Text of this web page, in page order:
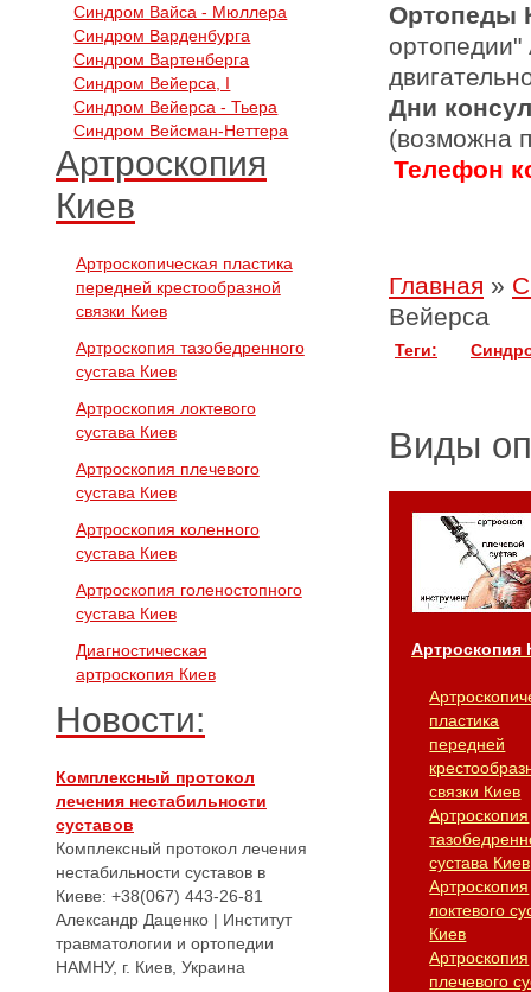
Синдром Вайса - Мюллера
Синдром Варденбурга
Синдром Вартенберга
Синдром Вейерса, I
Синдром Вейерса - Тьера
Синдром Вейсман-Неттера
Артроскопия
Киев
Артроскопическая пластика
передней крестообразной
связки Киев
Артроскопия тазобедренного
сустава Киев
Артроскопия локтевого
сустава Киев
Артроскопия плечевого
сустава Киев
Артроскопия коленного
сустава Киев
Артроскопия голеностопного
сустава Киев
Диагностическая
артроскопия Киев
Новости:
Комплексный протокол
лечения нестабильности
суставов
Комплексный протокол лечения
нестабильности суставов в
Киеве: +38(067) 443-26-81
Александр Даценко | Институт
травматологии и ортопедии
НАМНУ, г. Киев, Украина
Ортопеды
Дни
(возможна
Телефон
Главная »
Вейерса
Теги:
Виды
Артроскопия
пластика
передней
связки Киев
Артроскопия
сустава Киев
Артроскопия
локтевого
Киев
Артроскопия
плечевого